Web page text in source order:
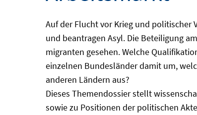
Auf der Flucht vor Krieg und politischer
und beantragen Asyl. Die Beteiligung
migranten gesehen. Welche
einzelnen Bundesländer damit um,
anderen Ländern aus?
Dieses Themendossier stellt
sowie zu Positionen der politischen